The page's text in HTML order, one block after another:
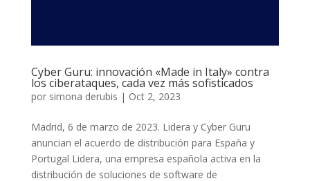
Cyber Guru: innovación «Made in Italy» contra
los ciberataques, cada vez más sofisticados
por simona derubis | Oct 2, 2023
Madrid, 6 de marzo de 2023. Lidera y Cyber Guru
anuncian el acuerdo de distribución para España y
Portugal Lidera, una empresa española activa en la
distribución de soluciones de software de